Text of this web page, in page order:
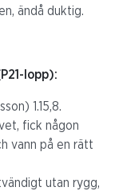
ändå duktig.
lopp):
1.15,8.
fick någon
vann på en rätt
utan rygg,